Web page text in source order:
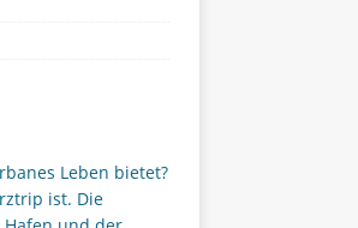
Leben bietet?
ist. Die